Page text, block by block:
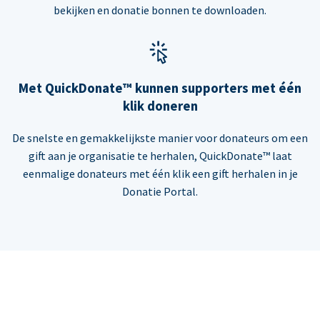
bekijken en donatie bonnen te downloaden.
Met QuickDonate™ kunnen supporters met één
klik doneren
De snelste en gemakkelijkste manier voor donateurs om een
gift aan je organisatie te herhalen, QuickDonate™ laat
eenmalige donateurs met één klik een gift herhalen in je
Donatie Portal.